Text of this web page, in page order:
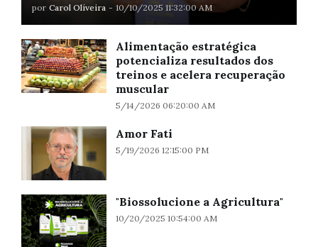
por Carol Oliveira - 10/10/2025 11:32:00 AM
Alimentação estratégica
potencializa resultados dos
treinos e acelera recuperação
muscular
5/14/2026 06:20:00 AM
Amor Fati
5/19/2026 12:15:00 PM
"Biossolucione a Agricultura"
10/20/2025 10:54:00 AM